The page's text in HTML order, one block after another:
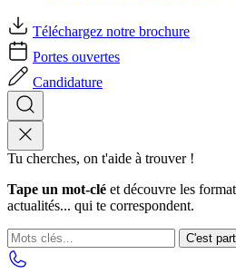
Téléchargez notre brochure
Portes ouvertes
Candidature
Tu cherches, on t'aide à trouver !
Tape un mot-clé et découvre les
actualités... qui te correspondent.
C'est